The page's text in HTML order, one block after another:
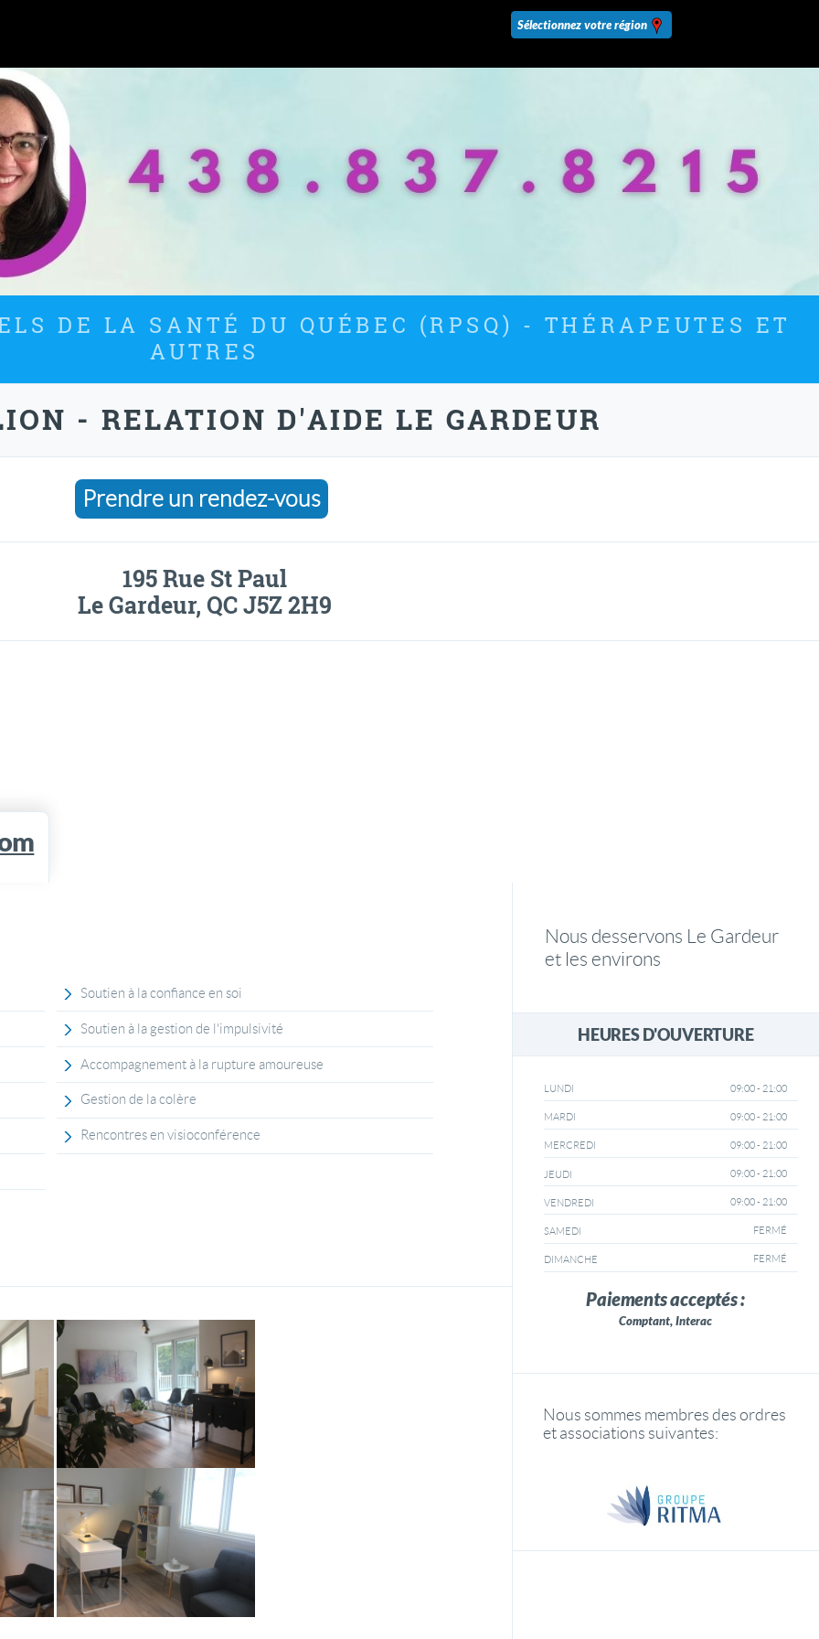
DE LA SANTÉ DU QUÉBEC (RPSQ) - THÉRAPEUTES ET
AUTRES
- RELATION D'AIDE LE GARDEUR
Prendre un rendez-vous
195 Rue St Paul
Le Gardeur, QC J5Z 2H9
Soutien à la confiance en soi
Soutien à la gestion de l'impulsivité
Accompagnement à la rupture amoureuse
Gestion de la colère
Rencontres en visioconférence
Nous desservons Le Gardeur
et les environs
HEURES D'OUVERTURE
LUNDI 09:00 - 21:00
MARDI 09:00 - 21:00
MERCREDI 09:00 - 21:00
JEUDI 09:00 - 21:00
VENDREDI 09:00 - 21:00
SAMEDI FERMÉ
DIMANCHE FERMÉ
Paiements acceptés :
Comptant, Interac
Nous sommes membres des ordres
et associations suivantes: